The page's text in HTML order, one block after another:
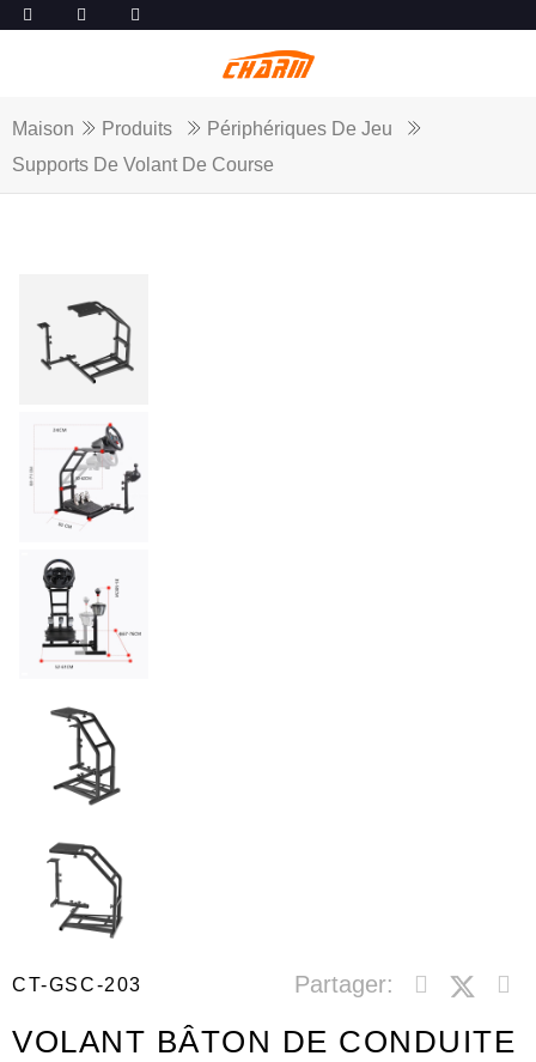
Maison Produits
Périphériques De Jeu
Supports De Volant De Course
CT-GSC-203 Partager:
VOLANT BÂTON DE CONDUITE